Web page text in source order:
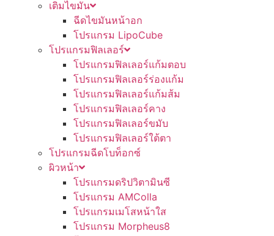
เติมไขมัน
ฉีดไขมันหน้าอก
โปรแกรม LipoCube
โปรแกรมฟิลเลอร์
โปรแกรมฟิลเลอร์แก้มตอบ
โปรแกรมฟิลเลอร์ร่องแก้ม
โปรแกรมฟิลเลอร์แก้มส้ม
โปรแกรมฟิลเลอร์คาง
โปรแกรมฟิลเลอร์ขมับ
โปรแกรมฟิลเลอร์ใต้ตา
โปรแกรมฉีดโบท็อกซ์
ผิวหน้า
โปรแกรมดริปวิตามินซี
โปรแกรม AMColla
โปรแกรมเมโสหน้าใส
โปรแกรม Morpheus8